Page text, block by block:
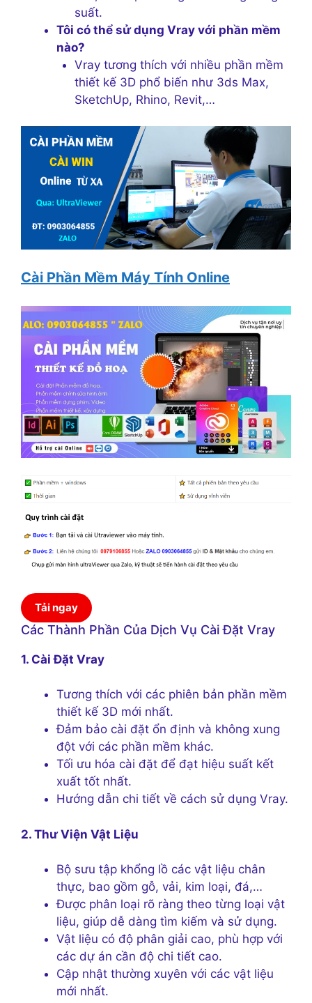
suất.
Tôi có thể sử dụng Vray với phần mềm
nào?
Vray tương thích với nhiều phần mềm
thiết kế 3D phổ biến như 3ds Max,
SketchUp, Rhino, Revit,…
Cài Phần Mềm Máy Tính Online
Tải ngay
Các Thành Phần Của Dịch Vụ Cài Đặt Vray
1. Cài Đặt Vray
Tương thích với các phiên bản phần mềm
thiết kế 3D mới nhất.
Đảm bảo cài đặt ổn định và không xung
đột với các phần mềm khác.
Tối ưu hóa cài đặt để đạt hiệu suất kết
xuất tốt nhất.
Hướng dẫn chi tiết về cách sử dụng Vray.
2. Thư Viện Vật Liệu
Bộ sưu tập khổng lồ các vật liệu chân
thực, bao gồm gỗ, vải, kim loại, đá,…
Được phân loại rõ ràng theo từng loại vật
liệu, giúp dễ dàng tìm kiếm và sử dụng.
Vật liệu có độ phân giải cao, phù hợp với
các dự án cần độ chi tiết cao.
Cập nhật thường xuyên với các vật liệu
mới nhất.